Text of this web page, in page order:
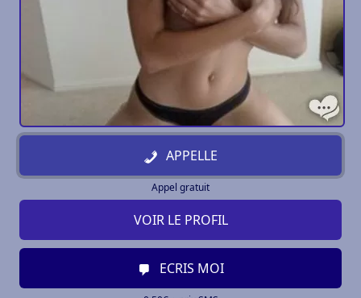
APPELLE
Appel gratuit
VOIR LE PROFIL
ECRIS MOI